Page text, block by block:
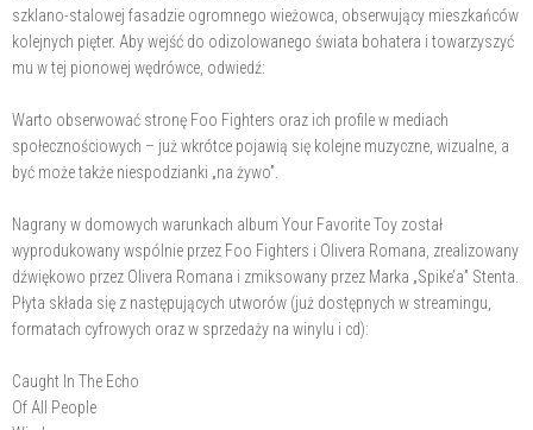
szklano-stalowej fasadzie ogromnego wieżowca, obserwujący mieszkańców
kolejnych pięter. Aby wejść do odizolowanego świata bohatera i towarzyszyć
mu w tej pionowej wędrówce, odwiedź:
Warto obserwować stronę Foo Fighters oraz ich profile w mediach
społecznościowych – już wkrótce pojawią się kolejne muzyczne, wizualne, a
być może także niespodzianki „na żywo”.
Nagrany w domowych warunkach album Your Favorite Toy został
wyprodukowany wspólnie przez Foo Fighters i Olivera Romana, zrealizowany
dźwiękowo przez Olivera Romana i zmiksowany przez Marka „Spike’a” Stenta.
Płyta składa się z następujących utworów (już dostępnych w streamingu,
formatach cyfrowych oraz w sprzedaży na winylu i cd):
Caught In The Echo
Of All People